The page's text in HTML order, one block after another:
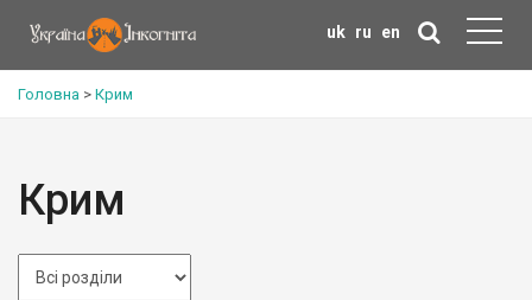
uk ru en
Головна > Крим
Крим